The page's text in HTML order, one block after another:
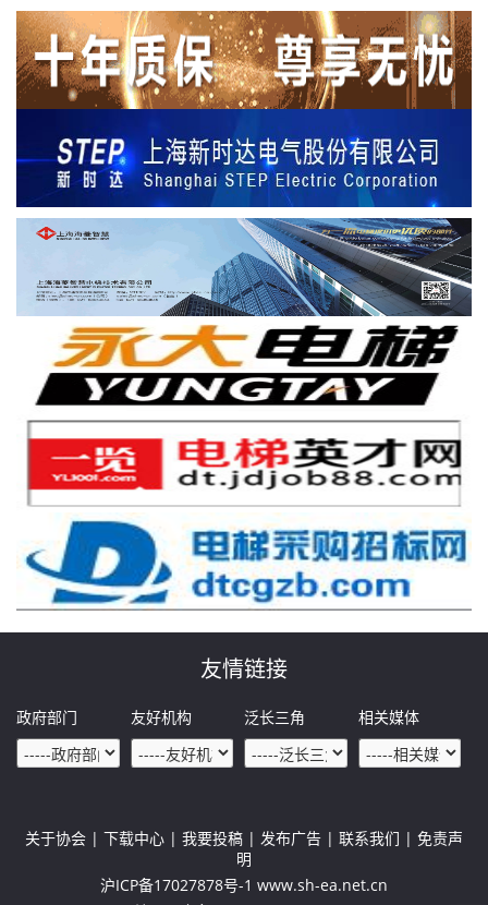
友情链接
政府部门 友好机构 泛长三角 相关媒体
关于协会 | 下载中心 | 我要投稿 | 发布广告 | 联系我们 | 免责声
明
沪ICP备17027878号-1 www.sh-ea.net.cn